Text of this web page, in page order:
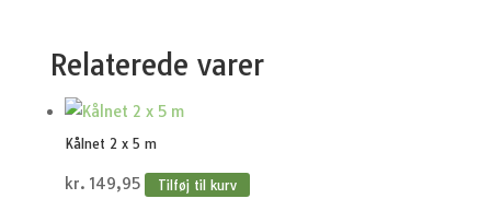
Relaterede varer
Kålnet 2 x 5 m
kr. 149,95 Tilføj til kurv